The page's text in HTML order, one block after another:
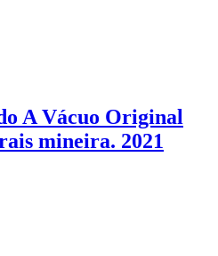
A Vácuo Original
mineira. 2021